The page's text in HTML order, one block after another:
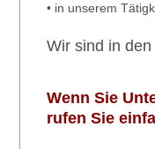
• in unserem
Wir sind in
Wenn Sie
rufen Sie